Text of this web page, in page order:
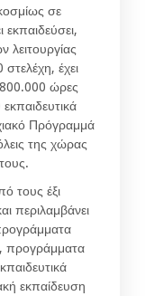
σε
λειτουργίας
έχει
ώρες
Πρόγραμμά
της χώρας
τους έξι
περιλαμβάνει
προγράμματα
εκπαίδευση